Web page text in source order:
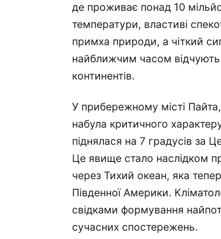
де проживає понад 10
температури, властиві
примха природи, а чіткий
найближчим часом відчують
континентів.
У прибережному місті Пайта,
набула критичного
піднялася на 7 градусів за
Це явище стало наслідком
через Тихий океан, яка
Південної Америки.
свідками формування
сучасних спостережень.